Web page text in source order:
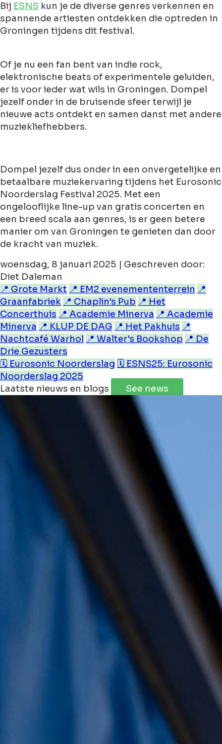
Bij ESNS kun je de diverse genres verkennen en
spannende artiesten ontdekken die optreden in
Groningen tijdens dit festival.
Of je nu een fan bent van indie rock,
elektronische beats of experimentele geluiden,
er is voor ieder wat wils in Groningen. Dompel
jezelf onder in de bruisende sfeer terwijl je
nieuwe acts ontdekt en samen danst met andere
muziekliefhebbers.
Dompel jezelf dus onder in een onvergetelijke en
betaalbare muziekervaring tijdens het Eurosonic
Noorderslag Festival 2025. Met een
ongelooflijke line-up van gratis concerten en
een breed scala aan genres, is er geen betere
manier om van Groningen te genieten dan door
de kracht van muziek.
woensdag, 8 januari 2025 | Geschreven door:
Diet Daleman
📍 Grote Markt 📍 EM2 evenemententerrein 📍
Graanfabriek 📍 Chaplin's Pub 📍 Het
Concerthuis 📍 Academie Minerva 📍 Academie
Minerva 📍 KLUP DE DAG 📍 Het Pakhuis 📍
Nachtcafé Warhol 📍 Walter's Bookshop 📍 De
Drie Gezusters
🗓️ Eurosonic Noorderslag 🗓️ ESNS25: Eurosonic
Noorderslag 2025
Laatste nieuws en blogs
See news